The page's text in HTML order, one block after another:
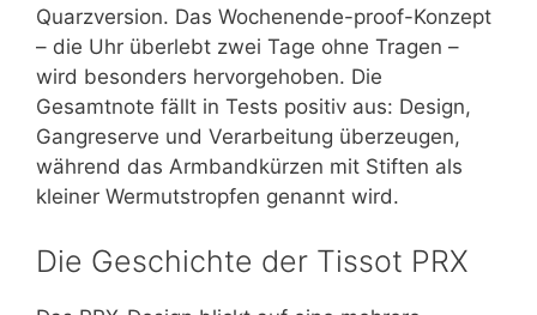
Quarzversion. Das Wochenende-proof-Konzept
– die Uhr überlebt zwei Tage ohne Tragen –
wird besonders hervorgehoben. Die
Gesamtnote fällt in Tests positiv aus: Design,
Gangreserve und Verarbeitung überzeugen,
während das Armbandkürzen mit Stiften als
kleiner Wermutstropfen genannt wird.
Die Geschichte der Tissot PRX